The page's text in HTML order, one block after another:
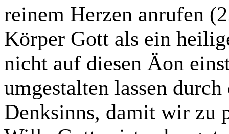
reinem Herzen anrufen
Körper Gott als ein
nicht auf diesen Äon
umgestalten lassen
Denksinns, damit wir zu